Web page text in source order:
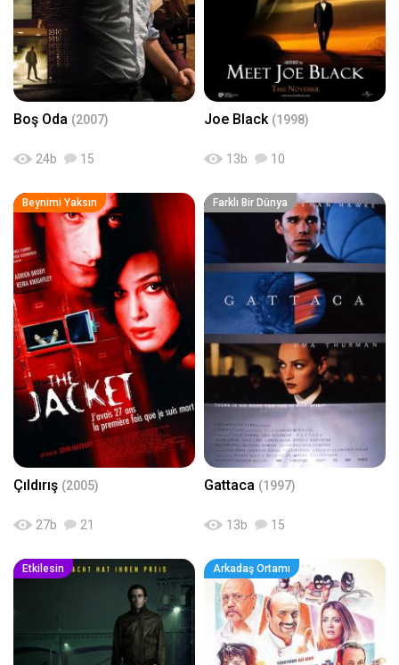
Boş Oda (2007)
24b 15
Joe Black (1998)
13b 10
Beynimi Yaksın
Çıldırış (2005)
27b 21
Farklı Bir Dünya
Gattaca (1997)
13b 15
Etkilesin Arkadaş Ortamı